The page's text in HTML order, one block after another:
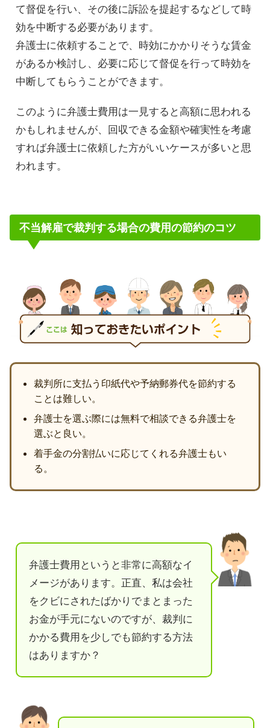
て督促を行い、その後に訴訟を提起するなどして時
効を中断する必要があります。
弁護士に依頼することで、時効にかかりそうな賃金
があるか検討し、必要に応じて督促を行って時効を
中断してもらうことができます。
このように弁護士費用は一見すると高額に思われる
かもしれませんが、回収できる金額や確実性を考慮
すれば弁護士に依頼した方がいいケースが多いと思
われます。
不当解雇で裁判する場合の費用の節約のコツ
裁判所に支払う印紙代や予納郵券代を節約する
ことは難しい。
弁護士を選ぶ際には無料で相談できる弁護士を
選ぶと良い。
着手金の分割払いに応じてくれる弁護士もい
る。
弁護士費用というと非常に高額なイ
メージがあります。正直、私は会社
をクビにされたばかりでまとまった
お金が手元にないのですが、裁判に
かかる費用を少しでも節約する方法
はありますか？